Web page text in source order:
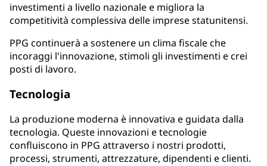
investimenti a livello nazionale e migliora la
competitività complessiva delle imprese statunitensi.
PPG continuerà a sostenere un clima fiscale che
incoraggi l'innovazione, stimoli gli investimenti e crei
posti di lavoro.
Tecnologia
La produzione moderna è innovativa e guidata dalla
tecnologia. Queste innovazioni e tecnologie
confluiscono in PPG attraverso i nostri prodotti,
processi, strumenti, attrezzature, dipendenti e clienti.